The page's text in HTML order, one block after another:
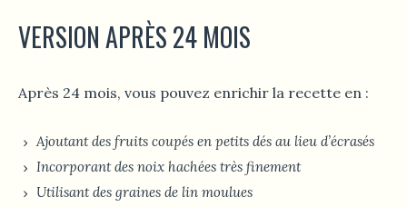
VERSION APRÈS 24 MOIS
Après 24 mois, vous pouvez enrichir la recette en :
Ajoutant des fruits coupés en petits dés au lieu d’écrasés
Incorporant des noix hachées très finement
Utilisant des graines de lin moulues